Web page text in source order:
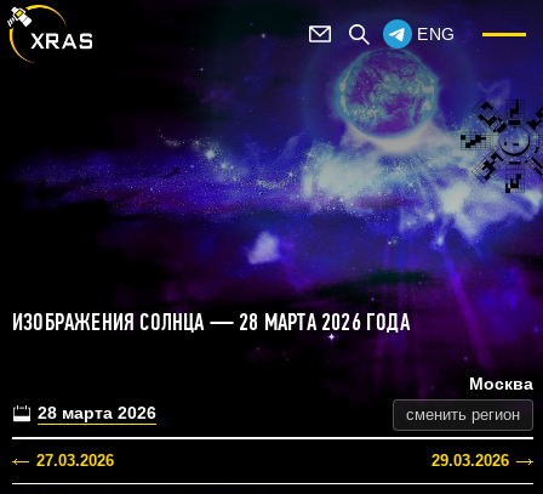
ENG
ИЗОБРАЖЕНИЯ СОЛНЦА — 28 МАРТА 2026 ГОДА
28 марта 2026
Москва
сменить регион
27.03.2026 29.03.2026